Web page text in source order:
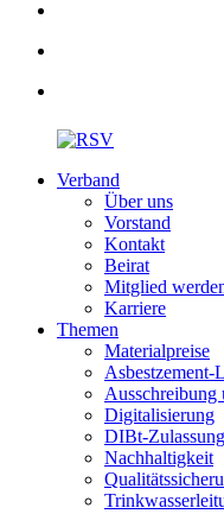
Verband
Über uns
Vorstand
Kontakt
Beirat
Mitglied
Karriere
Themen
Materialpreise
Asbestzement-
Ausschreibung
Digitalisierung
DIBt-
Nachhaltigkeit